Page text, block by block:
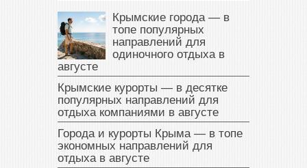
Крымские города — в
топе популярных
направлений для
одиночного отдыха в
августе
Крымские курорты — в десятке
популярных направлений для
отдыха компаниями в августе
Города и курорты Крыма — в топе
экономных направлений для
отдыха в августе